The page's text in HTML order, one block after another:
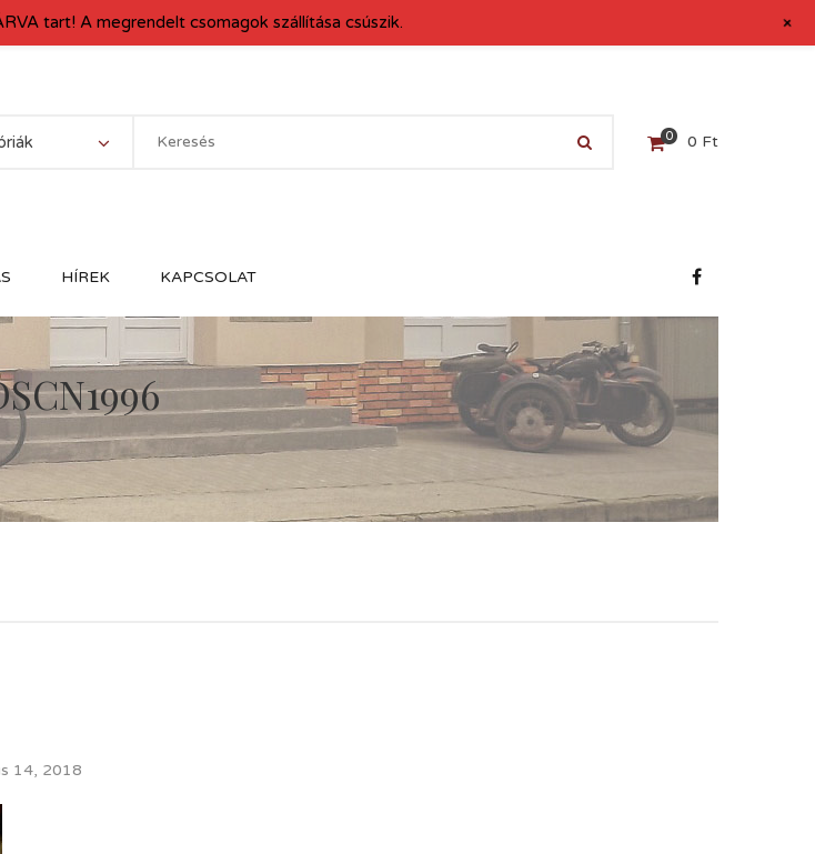
0 0 Ft
HÍREK KAPCSOLAT
14, 2018
tart! A megrendelt csomagok szállítása csúszik. +